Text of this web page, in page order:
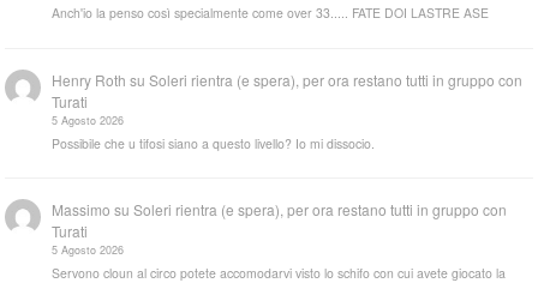
Anch'io la penso così specialmente come over 33..... FATE DOI LASTRE ASE
Henry Roth suSoleri rientra (e spera), per ora restano tutti in gruppo con
Turati
5 Agosto 2026
Possibile che u tifosi siano a questo livello? Io mi dissocio.
Massimo suSoleri rientra (e spera), per ora restano tutti in gruppo con
Turati
5 Agosto 2026
Servono cloun al circo potete accomodarvi visto lo schifo con cui avete giocato la